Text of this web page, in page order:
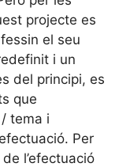
projecte es
el seu
i un
del principi, es
que
tema i
Per
l’efectuació